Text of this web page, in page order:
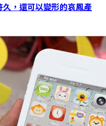
，還可以變形的哀鳳產